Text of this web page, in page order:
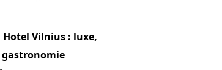
Hotel Vilnius : luxe,
gastronomie